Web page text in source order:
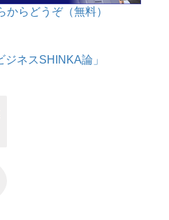
からどうぞ（無料）
ジネスSHINKA論」